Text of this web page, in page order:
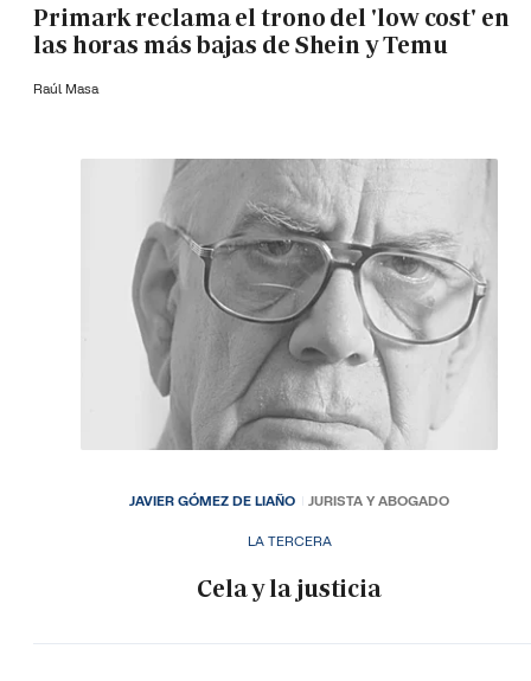
Primark reclama el trono del 'low cost' en
las horas más bajas de Shein y Temu
Raúl Masa
LA TERCERA
Cela y la justicia
JAVIER GÓMEZ DE LIAÑO JURISTA Y ABOGADO